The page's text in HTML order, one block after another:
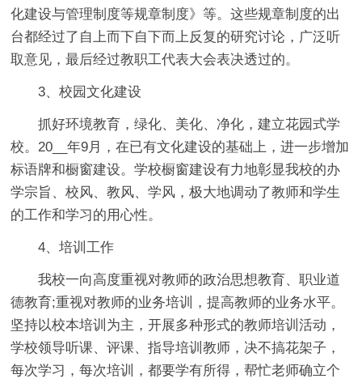
化建设与管理制度等规章制度》等。这些规章制度的出
台都经过了自上而下自下而上反复的研究讨论，广泛听
取意见，最后经过教职工代表大会表决透过的。
3、校园文化建设
抓好环境教育，绿化、美化、净化，建立花园式学
校。20__年9月，在已有文化建设的基础上，进一步增加
标语牌和橱窗建设。学校橱窗建设有力地彰显我校的办
学宗旨、校风、教风、学风，极大地调动了教师和学生
的工作和学习的用心性。
4、培训工作
我校一向高度重视对教师的政治思想教育、职业道
德教育;重视对教师的业务培训，提高教师的业务水平。
坚持以校本培训为主，开展多种形式的教师培训活动，
学校领导听课、评课、指导培训教师，决不搞花架子，
每次学习，每次培训，都要学有所得，帮忙老师确立个